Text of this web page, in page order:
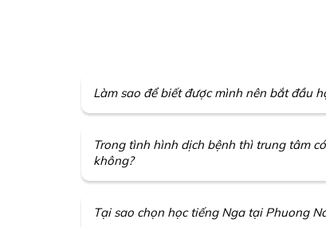
Làm sao để biết được mình nên bắt đầu
Trong tình hình dịch bệnh thì trung tâm
không?
Tại sao chọn học tiếng Nga tại Phuong